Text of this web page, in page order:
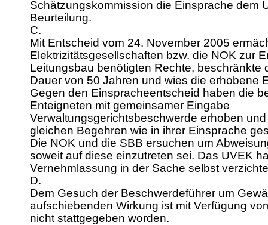
Schätzungskommission die Einsprache dem
Beurteilung.
C.
Mit Entscheid vom 24. November 2005
Elektrizitätsgesellschaften bzw. die NOK zur
Leitungsbau benötigten Rechte, beschränkte
Dauer von 50 Jahren und wies die erhobene
Gegen den Einspracheentscheid haben die
Enteigneten mit gemeinsamer Eingabe
Verwaltungsgerichtsbeschwerde erhoben
gleichen Begehren wie in ihrer Einsprache
Die NOK und die SBB ersuchen um
soweit auf diese einzutreten sei. Das UVEK
Vernehmlassung in der Sache selbst
D.
Dem Gesuch der Beschwerdeführer um
aufschiebenden Wirkung ist mit Verfügung
nicht stattgegeben worden.